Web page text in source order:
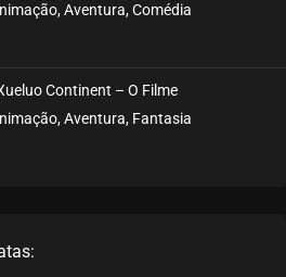
Aventura, Comédia
Continent – O Filme
Aventura, Fantasia